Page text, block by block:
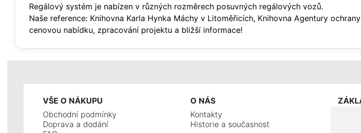
Regálový systém je nabízen v různých rozměrech posuvných regálových vozů.
Naše reference: Knihovna Karla Hynka Máchy v Litoměřicích, Knihovna Agentury
cenovou nabídku, zpracování projektu a bližší informace!
VŠE O NÁKUPU
Obchodní podmínky
Doprava a dodání
O NÁS
Kontakty
Historie a současnost